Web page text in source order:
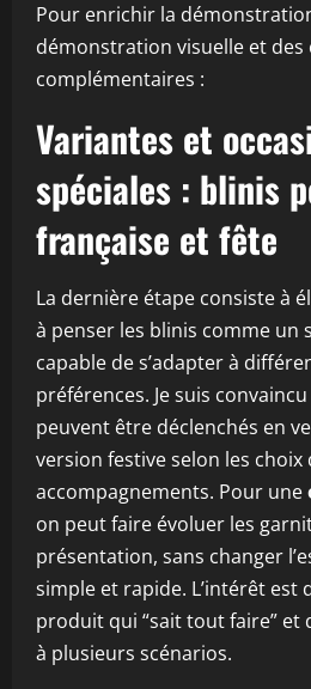
Pour enrichir la
démonstration visuelle et des
complémentaires :
Variantes et
spéciales : blinis
française et fête
La dernière étape consiste à
à penser les blinis comme un
capable de s’adapter à
préférences. Je suis
peuvent être déclenchés en
version festive selon les
accompagnements. Pour une
on peut faire évoluer les
présentation, sans changer
simple et rapide. L’intérêt est
produit qui “sait tout faire” et
à plusieurs scénarios.